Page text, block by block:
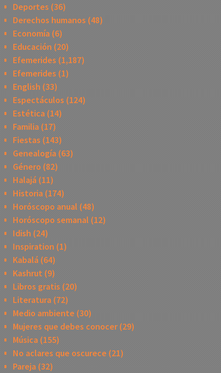
Deportes (36)
Derechos humanos (48)
Economía(6)
Educación (20)
Efemerides (1,187)
Efemerides (1)
English (33)
Espectáculos (124)
Estética(14)
Familia(17)
Fiestas (143)
Genealogía(63)
Género (82)
Halajá(11)
Historia(174)
Horóscopo anual (48)
Horóscopo semanal (12)
Idish (24)
Inspiration (1)
Kabalá(64)
Kashrut (9)
Libros gratis (20)
Literatura(72)
Medio ambiente (30)
Mujeres que debes conocer(29)
Música(155)
No aclares que oscurece (21)
Pareja(32)